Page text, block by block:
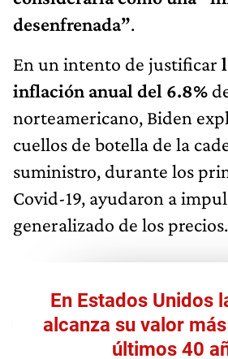
desenfrenada”.
En un intento de justificar
inflación anual del 6.8%
norteamericano, Biden
cuellos de botella de la
suministro, durante los
Covid-19, ayudaron a
generalizado de los precios.
En Estados Unidos
alcanza su valor
últimos 40